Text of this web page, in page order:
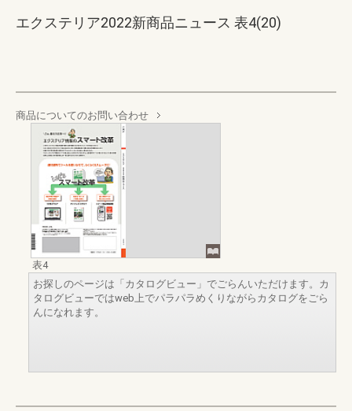
エクステリア2022新商品ニュース 表4(20)
商品についてのお問い合わせ
表4
お探しのページは「カタログビュー」でごらんいただけます。カ
タログビューではweb上でパラパラめくりながらカタログをごら
んになれます。